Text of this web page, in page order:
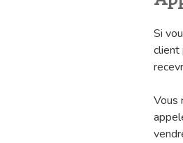
Si
client
Vous